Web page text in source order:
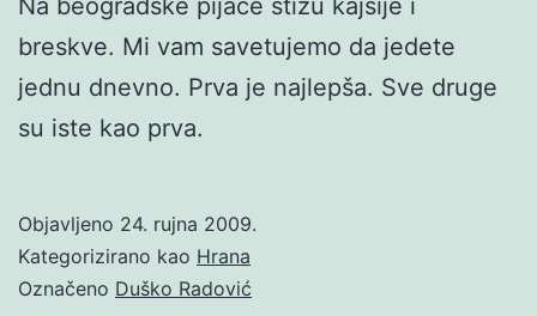
breskve. Mi vam savetujemo da jedete
jednu dnevno. Prva je najlepša. Sve druge
su iste kao prva.
Objavljeno 24. rujna 2009.
Kategorizirano kao Hrana
Označeno Duško Radović